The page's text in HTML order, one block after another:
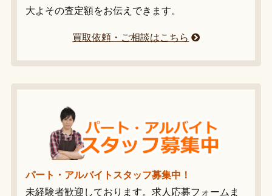
大よその査定額をお伝えできます。
買取依頼・ご相談はこちら
パート・アルバイトスタッフ募集中！
未経験者歓迎しております。求人応募フォームま